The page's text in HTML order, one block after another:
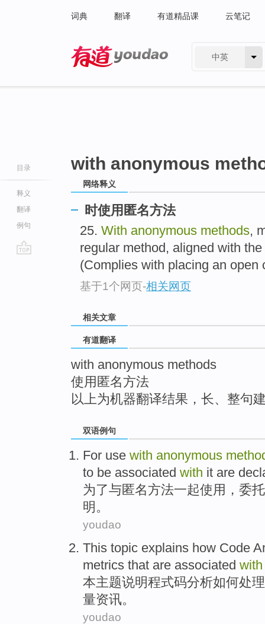
词典 翻译 有道精品课 云笔记
中英
目录
释义
翻译
例句
with anonymous
网络释义
时使用匿名方法
25. With anonymous methods,
regular method, aligned with
(Complies with placing an open
基于1个网页-相关网页
相关文章
有道翻译
with anonymous methods
使用匿名方法
以上为机器翻译结果，长、整句
双语例句
For use with anonymous
to be associated with it are
为了与匿名方法一起使用 ， 委托
明 。
youdao
This topic explains how Code
metrics that are associated with
本主题说明程式码分析如何处理
量资讯。
youdao